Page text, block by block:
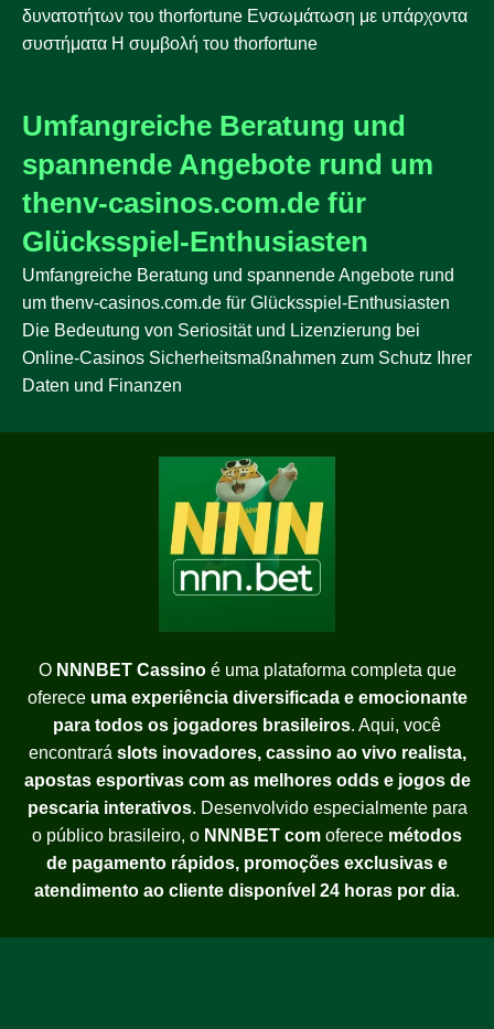
δυνατοτήτων του thorfortune Ενσωμάτωση με υπάρχοντα
συστήματα Η συμβολή του thorfortune
Umfangreiche Beratung und
spannende Angebote rund um
thenv-casinos.com.de für
Glücksspiel-Enthusiasten
Umfangreiche Beratung und spannende Angebote rund
um thenv-casinos.com.de für Glücksspiel-Enthusiasten
Die Bedeutung von Seriosität und Lizenzierung bei
Online-Casinos Sicherheitsmaßnahmen zum Schutz Ihrer
Daten und Finanzen
O NNNBET Cassinoé uma plataforma completa que
oferece uma experiência diversificada e emocionante
para todos os jogadores brasileiros. Aqui, você
encontrará slots inovadores, cassino ao vivo realista,
apostas esportivas com as melhores odds e jogos de
pescaria interativos. Desenvolvido especialmente para
o público brasileiro, o NNNBET com oferece métodos
de pagamento rápidos, promoções exclusivas e
atendimento ao cliente disponível 24 horas por dia.